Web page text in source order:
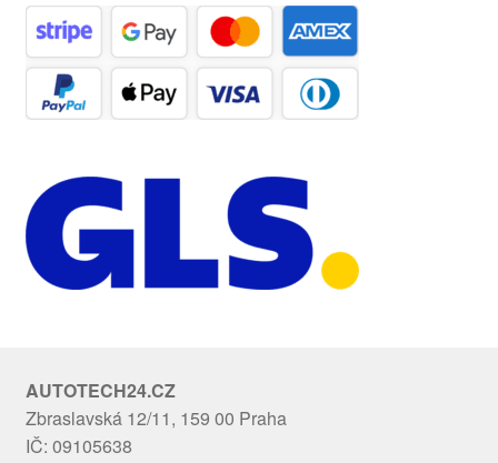
AUTOTECH24.CZ
Zbraslavská 12/11, 159 00 Praha
IČ: 09105638